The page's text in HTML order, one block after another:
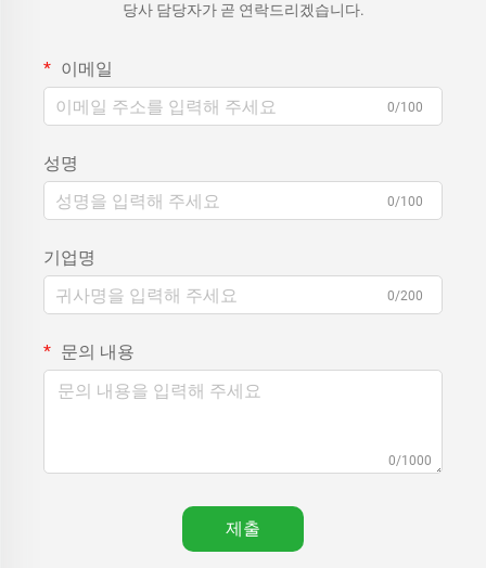
당사 담당자가 곧 연락드리겠습니다.
이메일
0/100
성명
0/100
기업명
0/200
문의 내용
0/1000
제출